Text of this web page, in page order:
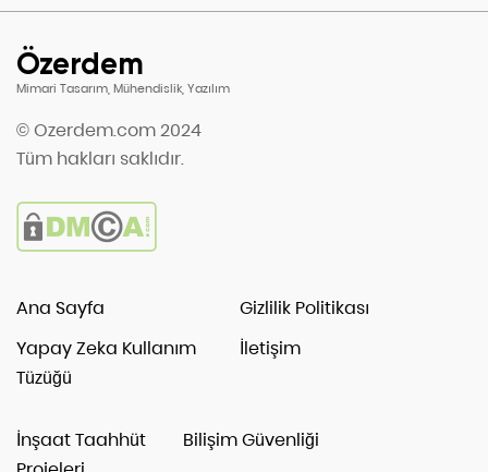
Özerdem
Mimari Tasarım, Mühendislik, Yazılım
© Ozerdem.com 2024
Tüm hakları saklıdır.
Ana Sayfa
Gizlilik Politikası
Yapay Zeka Kullanım
Tüzüğü
İletişim
İnşaat Taahhüt
Bilişim Güvenliği